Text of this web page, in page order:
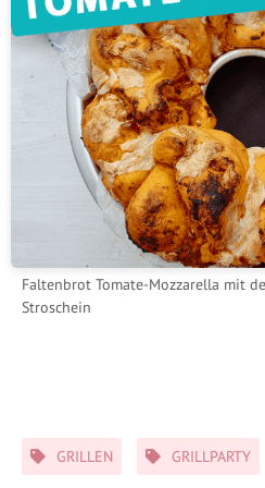
Faltenbrot Tomate-Mozzarella mit
Stroschein
Schlagwörter
GRILLEN GRILLPARTY